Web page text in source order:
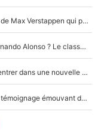
F1 - Une légende de McLaren refuse le transfert de Max Verstappen qui pourrait «faire des vagues» et plomber l'ambiance dans l'équipe
Max Verstappen, Lewis Hamilton… et bientôt Fernando Alonso ? Le classement des pilotes les mieux payés en Formule 1 risque de changer !
F1 - Alpine signe un accord «impensable» et va entrer dans une nouvelle dimension : Grande nouvelle pour Pierre Gasly !
F1 : « Je lui ai fait un câlin, puis j’ai dû partir...», le témoignage émouvant de Max Verstappen sur sa fille